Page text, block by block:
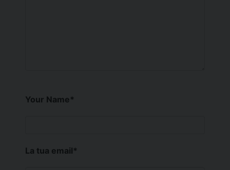
Your Name*
La tua email*